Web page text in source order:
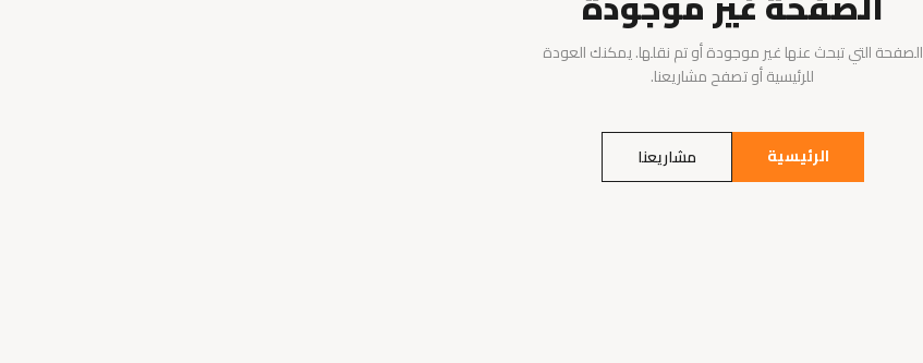
الصفحة التي تبحث عنها غير موجودة أو تم نقلها. يمكنك العودة
للرئيسية أو تصفح مشاريعنا.
الرئيسية مشاريعنا